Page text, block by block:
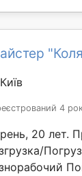
Київ
4
20 лет.